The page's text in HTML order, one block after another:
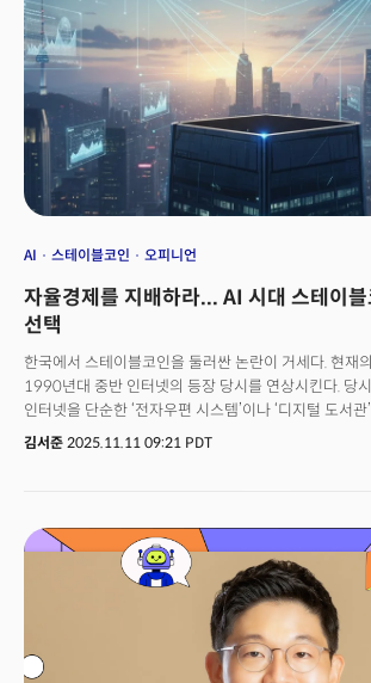
AI 스테이블코인 오피니언
자율경제를 지배하라... AI 시대 스테이블
선택
한국에서 스테이블코인을 둘러싼 논란이 거세다. 현재
1990년대 중반 인터넷의 등장 당시를 연상시킨다. 당
인터넷을 단순한 ‘전자우편 시스템’이나 ‘디지털 도서
시스템의 디지털 버전에 불과하다고 생각한 것이다. 그
수단으로 치부하는 것이다. 하지만 이는 스테이블코인
오해다. 스테이블코인은 AI와 인간이 공존하는 자율경
다가올 문명 전환의 핵심 인프라이기 때문이다. 이 글에
전통 금융의 한계, 기술 표준의 진화, 글로벌 경쟁, 그리
김서준 2025.11.11 09:21 PDT